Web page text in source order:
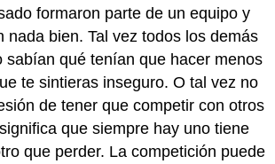
formaron parte de un equipo y
nada bien. Tal vez todos los demás
sabían qué tenían que hacer menos
te sintieras inseguro. O tal vez no
de tener que competir con otros
que siempre hay uno tiene
que perder. La competición puede